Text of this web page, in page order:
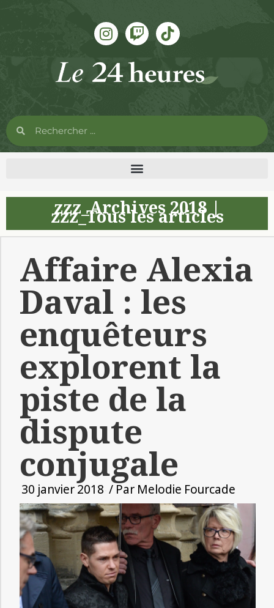
zzz_Archives 2018|
zzz_Tous les articles
Affaire Alexia
Daval : les
enquêteurs
explorent la
piste de la
dispute
conjugale
30 janvier 2018 / Par Melodie Fourcade